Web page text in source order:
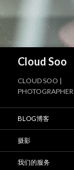
Cloud Soo
CLOUD SOO |
PHOTOGRAPHER
BLOG博客
摄影
我们的服务